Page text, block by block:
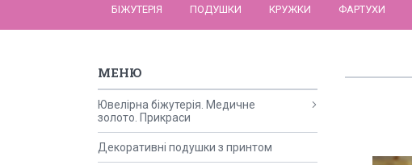
БІЖУТЕРІЯ ПОДУШКИ КРУЖКИ ФАРТУХИ
Ювелірна біжутерія. Медичне
золото. Прикраси
Декоративні подушки з принтом